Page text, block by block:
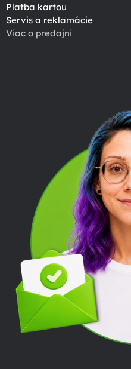
Platba kartou
Servis a reklamácie
Viac o predajni